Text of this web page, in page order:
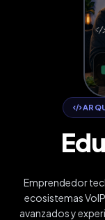
Emprendedor
ecosistemas
avanzados y